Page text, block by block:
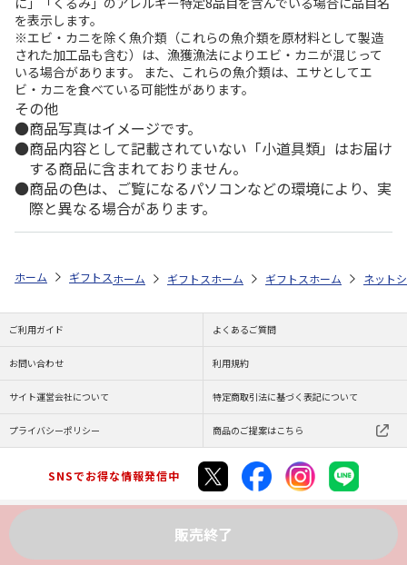
を表示します。
※エビ・カニを除く魚介類（これらの魚介類を原材料として製造
された加工品も含む）は、漁獲漁法によりエビ・カニが混じって
いる場合があります。 また、これらの魚介類は、エサとしてエ
ビ・カニを食べている可能性があります。
その他
商品写真はイメージです。
商品内容として記載されていない「小道具類」はお届け
する商品に含まれておりません。
商品の色は、ご覧になるパソコンなどの環境により、実
際と異なる場合があります。
販売終了
ホーム ギフトストア お中元・夏ギフト特集 2026 おすすめ ご当地
ホーム ギフトストア お中元・夏ギフト特集 2026
ホーム ギフトストア お中元・
ホーム ネット
ご利用ガイド よくあるご質問
お問い合わせ 利用規約
サイト運営会社について 特定商取引法に基づく表記について
プライバシーポリシー 商品のご提案はこちら
SNSでお得な情報発信中